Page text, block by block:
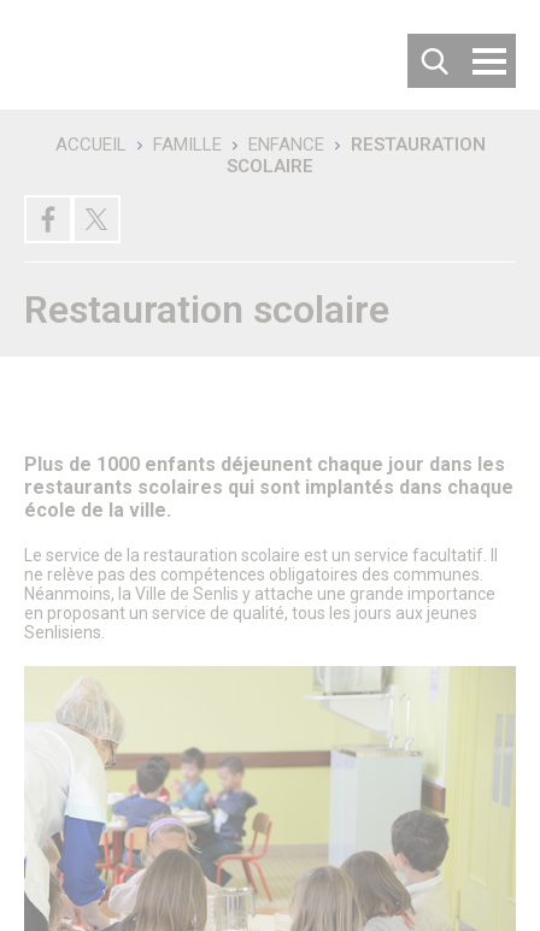
Villes jumelées
Les 50 ans du Jumelage avec Langenfeld
Carte d’identité de la ville
Office de tourisme
Vous êtes un nouvel habitant
Patrimoine & Histoire
Patrimoine architectural
Pays d’Art & d’Histoire
Les journées Européennes du Patrimoine
Le Sentier des Faubourgs de Senlis
Senlis, ville de Cinéma – Infos pratiques
Fonds de dotation
Senlis, ville connectée
Senlis sur internet et sur les réseaux sociaux
Application officielle de la ville
Kiosques
Senlis Ensemble
FOCUS – Le Pays d’Art et d’Histoire
Musées de Senlis – Guide d’activités
PARCOURS – Sur les traces de la Grande Guerre
Lettre aux Senlisiens
Passeport du civisme
Signaler un problème de distribution
Recherche
ACCUEIL FAMILLE ENFANCE
RESTAURATION
SCOLAIRE
Restauration scolaire
Plus de 1000 enfants déjeunent chaque jour dans les
restaurants scolaires qui sont implantés dans chaque
école de la ville.
Le service de la restauration scolaire est un service facultatif. Il
ne relève pas des compétences obligatoires des communes.
Néanmoins, la Ville de Senlis y attache une grande importance
en proposant un service de qualité, tous les jours aux jeunes
Senlisiens.